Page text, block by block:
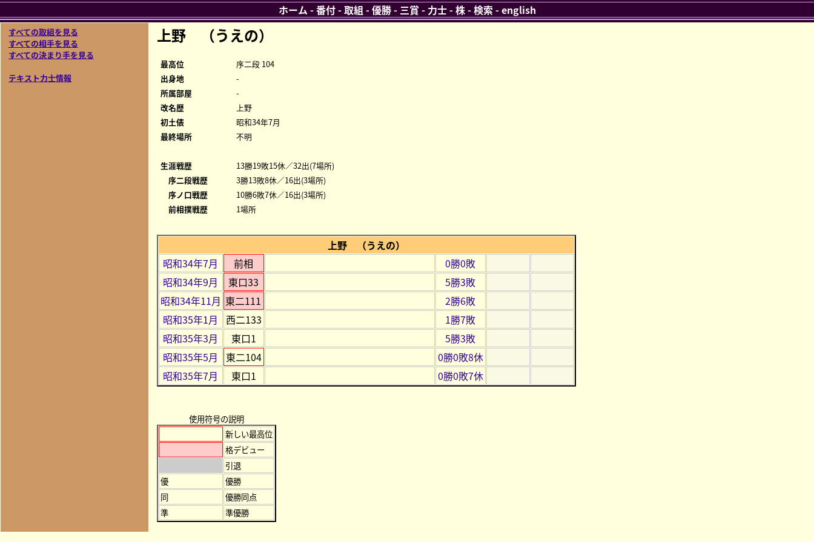
すべての取組を見る
すべての相手を見る
すべての決まり手を見る
テキスト力士情報
上野 （うえの）
最高位
序二段 104
出身地
-
所属部屋
-
改名歴
上野
初土俵
昭和34年7月
最終場所
不明
生涯戦歴
13勝19敗15休／32出(7場所)
序二段戦歴
3勝13敗8休／16出(3場所)
序ノ口戦歴
10勝6敗7休／16出(3場所)
前相撲戦歴
1場所
上野 （うえの）
昭和34年7月
前相
0勝0敗
昭和34年9月
東口33
5勝3敗
昭和34年11月 東二111
2勝6敗
昭和35年1月
西二133
1勝7敗
昭和35年3月
東口1
5勝3敗
昭和35年5月
東二104
0勝0敗8休
昭和35年7月
東口1 0勝0敗7休
使用符号の説明
新しい最高位
格デビュー
引退
優
優勝
同
優勝同点
準
準優勝
ホーム -番付-取組 -優勝- 三賞 - 力士-株-検索 -english